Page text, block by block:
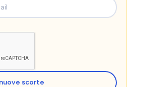
scorte